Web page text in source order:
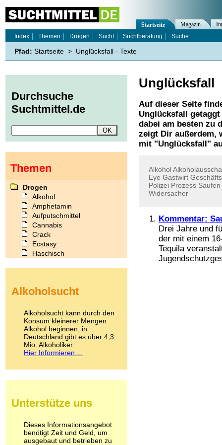
Unglücksfall
Auf dieser Seite
Unglücksfall
getaggt
dabei am besten zu
zeigt Dir außerdem,
mit "Unglücksfall "
Alkohol
Eye Gastwirt
Polizei Prozess Saufen
Widersacher
Kommentar:
Drei Jahre und
der mit einem
Tequila
Startseite Magazin
Index
Themen Drogen Sucht Suchtberatung Suche
Pfad: Startseite > Unglücksfall - Texte
Durchsuche
Suchtmittel.de
Themen
Drogen
Alkohol
Amphetamin
Aufputschmittel
Cannabis
Crack
Ecstasy
Haschisch
Kokain
LSD
Marihuana
Medikamente
Meskalin
Metamphetamin
Methadon
Pilze
Psychopharmaka
Schlafmittel
Schmerzmittel
Alkoholsucht
Alkoholsucht kann durch den
Konsum kleinerer Mengen
Alkohol beginnen, in
Deutschland gibt es über 4,3
Mio. Alkoholiker.
Hier Informieren ...
Unterstütze uns
Dieses Informationsangebot
benötigt Zeit und Geld, um
ausgebaut und betrieben zu